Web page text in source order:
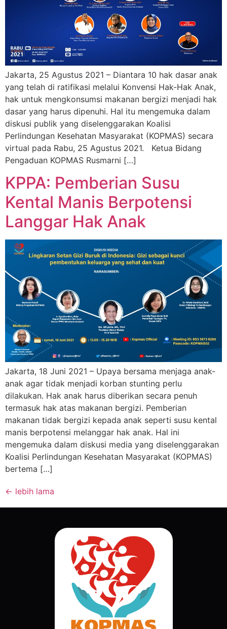
Jakarta, 25 Agustus 2021 – Diantara 10 hak dasar anak
yang telah di ratifikasi melalui Konvensi Hak-Hak Anak,
hak untuk mengkonsumsi makanan bergizi menjadi hak
dasar yang harus dipenuhi. Hal itu mengemuka dalam
diskusi publik yang diselenggarakan Koalisi
Perlindungan Kesehatan Masyarakat (KOPMAS) secara
virtual pada Rabu, 25 Agustus 2021. Ketua Bidang
Pengaduan KOPMAS Rusmarni […]
KPPA: Pemberian Susu
Kental Manis Berpotensi
Langgar Hak Anak
Jakarta, 18 Juni 2021 – Upaya bersama menjaga anak-
anak agar tidak menjadi korban stunting perlu
dilakukan. Hak anak harus diberikan secara penuh
termasuk hak atas makanan bergizi. Pemberian
makanan tidak bergizi kepada anak seperti susu kental
manis berpotensi melanggar hak anak. Hal ini
mengemuka dalam diskusi media yang diselenggarakan
Koalisi Perlindungan Kesehatan Masyarakat (KOPMAS)
bertema […]
← lebih lama